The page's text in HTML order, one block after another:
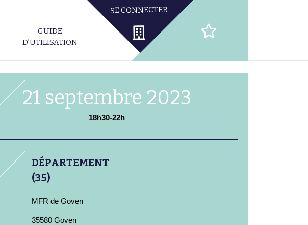
GUIDE
D’UTILISATION
21 septembre 2023
18h30-22h
DÉPARTEMENT
(35)
MFR de Goven
35580 Goven